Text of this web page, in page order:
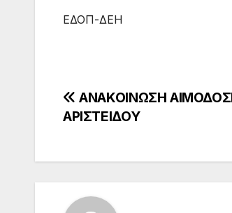
ΕΔΟΠ-ΔΕΗ
Πλοήγηση
ΑΝΑΚΟΙΝΩΣΗ
ΑΡΙΣΤΕΙΔΟΥ